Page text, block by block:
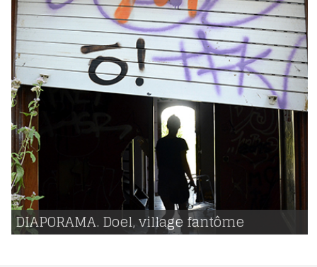
DIAPORAMA. Doel, village fantôme
voir
19 | 07 | 2016
1645